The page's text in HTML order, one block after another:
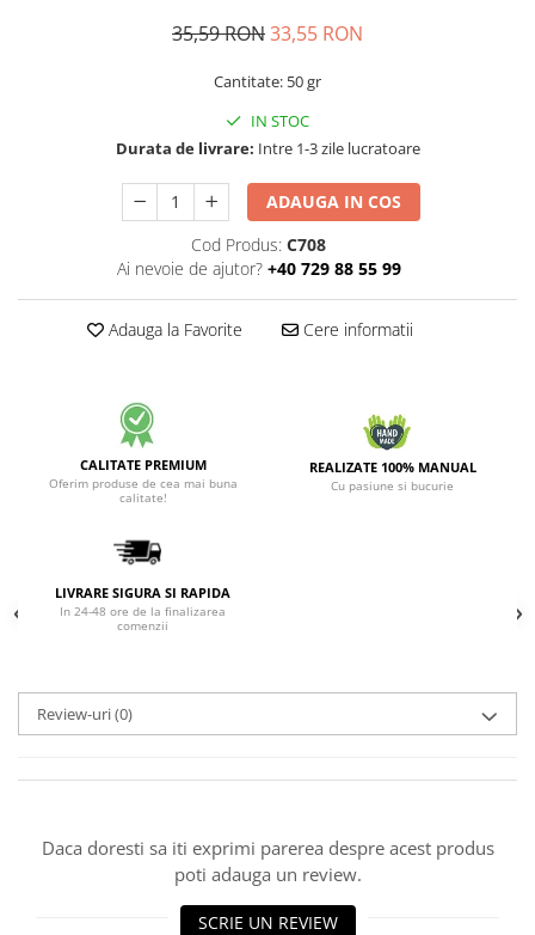
35,59 RON33,55 RON
Cantitate: 50 gr
IN STOC
Durata de livrare: Intre 1-3 zile lucratoare
ADAUGA IN COS
Cod Produs: C708
Ai nevoie de ajutor? +40 729 88 55 99
Adauga la Favorite Cere informatii
CALITATE PREMIUM
Oferim produse de cea mai buna
calitate!
REALIZATE 100% MANUAL
Cu pasiune si bucurie
LIVRARE SIGURA SI RAPIDA
In 24-48 ore de la finalizarea
comenzii
Review-uri(0)
Daca doresti sa iti exprimi parerea despre acest produs
poti adauga un review.
SCRIE UN REVIEW